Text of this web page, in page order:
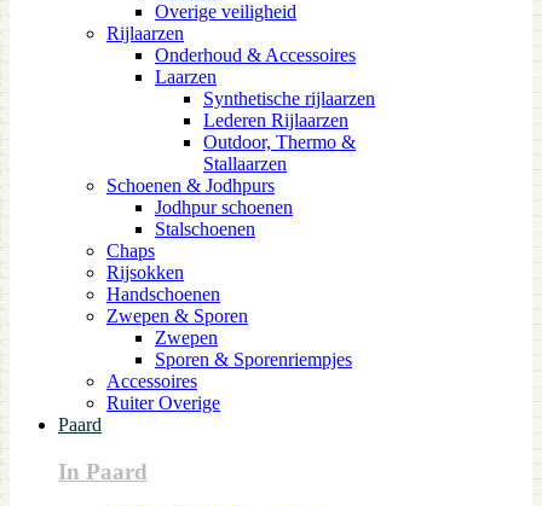
Overige veiligheid
Rijlaarzen
Onderhoud & Accessoires
Laarzen
Synthetische rijlaarzen
Lederen Rijlaarzen
Outdoor, Thermo &
Stallaarzen
Schoenen & Jodhpurs
Jodhpur schoenen
Stalschoenen
Chaps
Rijsokken
Handschoenen
Zwepen & Sporen
Zwepen
Sporen & Sporenriempjes
Accessoires
Ruiter Overige
Paard
In Paard